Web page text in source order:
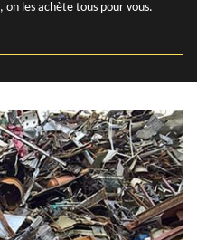
les achète tous pour vous.